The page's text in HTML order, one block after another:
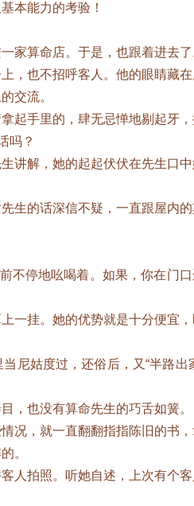
本能力的考验！
家算命店。于是，也跟着进去了
，也不招呼客人。他的眼睛藏
交流。
起手里的，肆无忌惮地剔起牙
吗？
讲解，她的起起伏伏在先生口
生的话深信不疑，一直跟屋内
不停地吆喝着。如果，你在门
一挂。她的优势就是十分便宜
尼姑度过，还俗后，又“半路出
，也没有算命先生的巧舌如簧。
况，就一直翻翻指指陈旧的书，
。
人拍照。听她自述，上次有个